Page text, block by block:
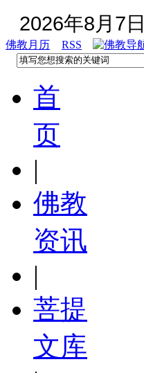
2026年8月7
佛教月历 RSS
首
页
|
佛教
资讯
|
菩提
文库